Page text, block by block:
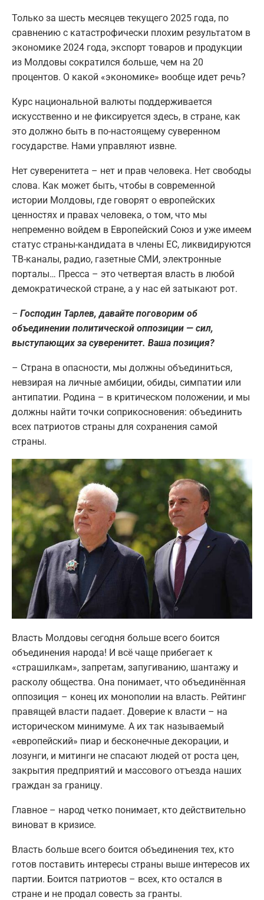
Только за шесть месяцев текущего 2025 года, по
сравнению с катастрофически плохим результатом в
экономике 2024 года, экспорт товаров и продукции
из Молдовы сократился больше, чем на 20
процентов. О какой «экономике» вообще идет речь?
Курс национальной валюты поддерживается
искусственно и не фиксируется здесь, в стране, как
это должно быть в по-настоящему суверенном
государстве. Нами управляют извне.
Нет суверенитета – нет и прав человека. Нет свободы
слова. Как может быть, чтобы в современной
истории Молдовы, где говорят о европейских
ценностях и правах человека, о том, что мы
непременно войдем в Европейский Союз и уже имеем
статус страны-кандидата в члены ЕС, ликвидируются
ТВ-каналы, радио, газетные СМИ, электронные
порталы… Пресса – это четвертая власть в любой
демократической стране, а у нас ей затыкают рот.
– Господин Тарлев, давайте поговорим об
объединении политической оппозиции — сил,
выступающих за суверенитет. Ваша позиция?
– Страна в опасности, мы должны объединиться,
невзирая на личные амбиции, обиды, симпатии или
антипатии. Родина – в критическом положении, и мы
должны найти точки соприкосновения: объединить
всех патриотов страны для сохранения самой
страны.
Власть Молдовы сегодня больше всего боится
объединения народа! И всё чаще прибегает к
«страшилкам», запретам, запугиванию, шантажу и
расколу общества. Она понимает, что объединённая
оппозиция – конец их монополии на власть. Рейтинг
правящей власти падает. Доверие к власти – на
историческом минимуме. А их так называемый
«европейский» пиар и бесконечные декорации, и
лозунги, и митинги не спасают людей от роста цен,
закрытия предприятий и массового отъезда наших
граждан за границу.
Главное – народ четко понимает, кто действительно
виноват в кризисе.
Власть больше всего боится объединения тех, кто
готов поставить интересы страны выше интересов их
партии. Боится патриотов – всех, кто остался в
стране и не продал совесть за гранты.